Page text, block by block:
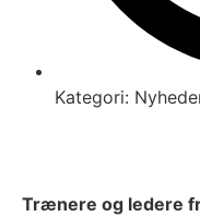
Kategori:
Trænere og ledere